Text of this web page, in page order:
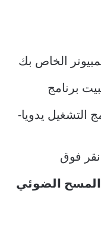
الخاص بك
برنامج
التشغيل يدويا-
فوق
المسح الضوئي